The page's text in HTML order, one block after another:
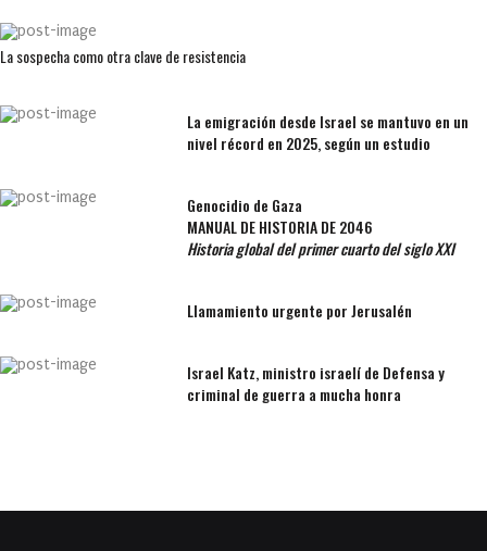
La sospecha como otra clave de resistencia
La emigración desde Israel se mantuvo en un
nivel récord en 2025, según un estudio
Genocidio de Gaza
MANUAL DE HISTORIA DE 2046
Historia global del primer cuarto del siglo XXI
Llamamiento urgente por Jerusalén
Israel Katz, ministro israelí de Defensa y
criminal de guerra a mucha honra